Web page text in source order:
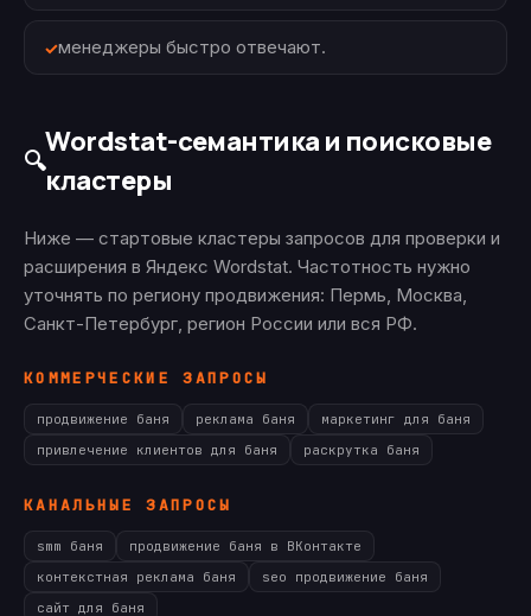
менеджеры быстро отвечают.
🔍
Wordstat-семантика и поисковые
кластеры
Ниже — стартовые кластеры запросов для проверки и
расширения в Яндекс Wordstat. Частотность нужно
уточнять по региону продвижения: Пермь, Москва,
Санкт-Петербург, регион России или вся РФ.
КОММЕРЧЕСКИЕ ЗАПРОСЫ
продвижение баня реклама баня
маркетинг для баня
привлечение клиентов для баня
раскрутка баня
КАНАЛЬНЫЕ ЗАПРОСЫ
smm баня
продвижение баня в ВКонтакте
контекстная реклама баня
seo продвижение баня
сайт для баня